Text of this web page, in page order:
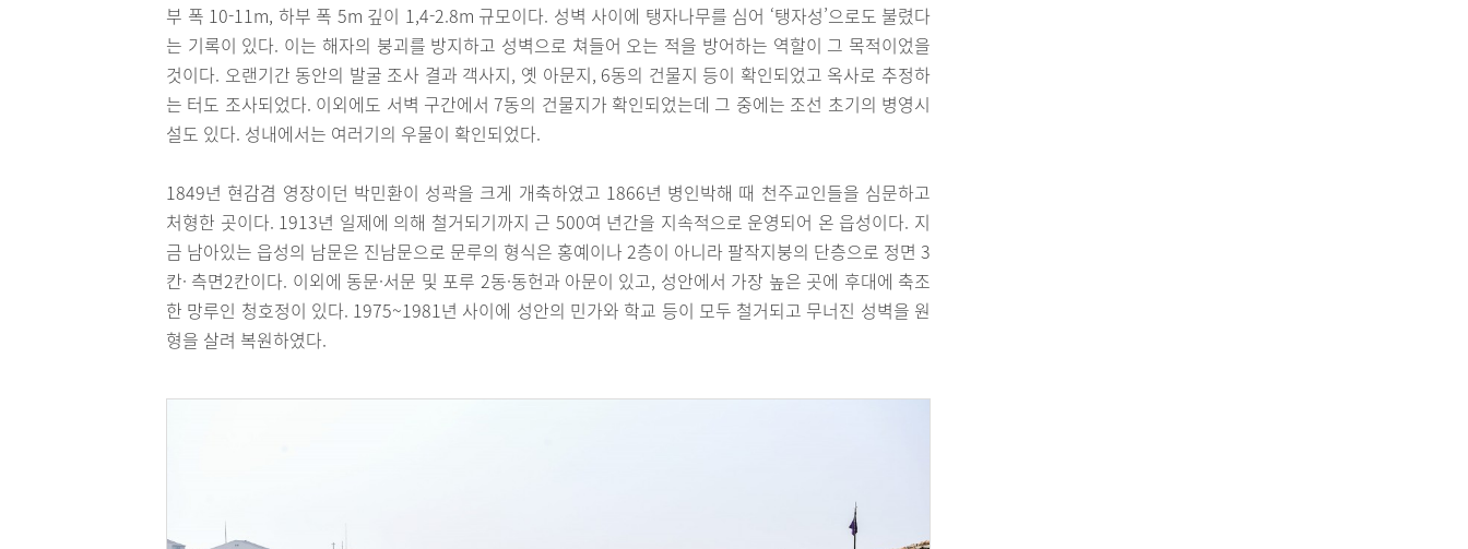
부 폭 10-11m, 하부 폭 5m 깊이 1,4-2.8m 규모이다. 성벽 사이에 탱자나무를 심어 ‘탱자성’으로도 불렸다
는 기록이 있다. 이는 해자의 붕괴를 방지하고 성벽으로 쳐들어 오는 적을 방어하는 역할이 그 목적이었을
것이다. 오랜기간 동안의 발굴 조사 결과 객사지, 옛 아문지, 6동의 건물지 등이 확인되었고 옥사로 추정하
는 터도 조사되었다. 이외에도 서벽 구간에서 7동의 건물지가 확인되었는데 그 중에는 조선 초기의 병영시
설도 있다. 성내에서는 여러기의 우물이 확인되었다.
1849년 현감겸 영장이던 박민환이 성곽을 크게 개축하였고 1866년 병인박해 때 천주교인들을 심문하고
처형한 곳이다. 1913년 일제에 의해 철거되기까지 근 500여 년간을 지속적으로 운영되어 온 읍성이다. 지
금 남아있는 읍성의 남문은 진남문으로 문루의 형식은 홍예이나 2층이 아니라 팔작지붕의 단층으로 정면 3
칸· 측면2칸이다. 이외에 동문·서문 및 포루 2동·동헌과 아문이 있고, 성안에서 가장 높은 곳에 후대에 축조
한 망루인 청호정이 있다. 1975~1981년 사이에 성안의 민가와 학교 등이 모두 철거되고 무너진 성벽을 원
형을 살려 복원하였다.